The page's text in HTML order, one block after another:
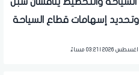
وتحديد إسهامات قطاع السياحة